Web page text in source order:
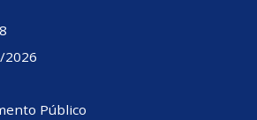
2026
Público